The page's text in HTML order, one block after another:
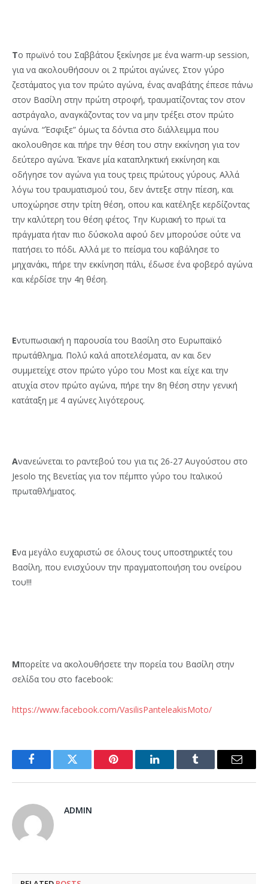
Το πρωϊνό του Σαββάτου ξεκίνησε με ένα warm-up session,
για να ακολουθήσουν οι 2 πρώτοι αγώνες. Στον γύρο
ζεστάματος για τον πρώτο αγώνα, ένας αναβάτης έπεσε πάνω
στον Βασίλη στην πρώτη στροφή, τραυματίζοντας τον στον
αστράγαλο, αναγκάζοντας τον να μην τρέξει στον πρώτο
αγώνα. “Έσφιξε” όμως τα δόντια στο διάλλειμμα που
ακολουθησε και πήρε την θέση του στην εκκίνηση για τον
δεύτερο αγώνα. Έκανε μία καταπληκτική εκκίνηση και
οδήγησε τον αγώνα για τους τρεις πρώτους γύρους. Αλλά
λόγω του τραυματισμού του, δεν άντεξε στην πίεση, και
υποχώρησε στην τρίτη θέση, οπου και κατέληξε κερδίζοντας
την καλύτερη του θέση φέτος. Την Κυριακή το πρωϊ τα
πράγματα ήταν πιο δύσκολα αφού δεν μπορούσε ούτε να
πατήσει το πόδι. Αλλά με το πείσμα του καβάλησε το
μηχανάκι, πήρε την εκκίνηση πάλι, έδωσε ένα φοβερό αγώνα
και κέρδίσε την 4η θέση.
Εντυπωσιακή η παρουσία του Βασίλη στο Ευρωπαϊκό
πρωτάθλημα. Πολύ καλά αποτελέσματα, αν και δεν
συμμετείχε στον πρώτο γύρο του Most και είχε και την
ατυχία στον πρώτο αγώνα, πήρε την 8η θέση στην γενική
κατάταξη με 4 αγώνες λιγότερους.
Ανανεώνεται το ραντεβού του για τις 26-27 Αυγούστου στo
Jesolo της Βενετίας για τον πέμπτο γύρο του Ιταλικού
πρωταθλήματος.
Ενα μεγάλο ευχαριστώ σε όλους τους υποστηρικτές του
Βασίλη, που ενισχύουν την πραγματοποιήση του ονείρου
του!!!
Μπορείτε να ακολουθήσετε την πορεία του Βασίλη στην
σελίδα του στο facebook:
https://www.facebook.com/VasilisPanteleakisMoto/
FacebookTwitter Pinterest LinkedInTumblr Email
ADMIN